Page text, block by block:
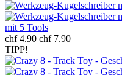
mit 5 Tools
chf 4.90 chf 7.90
TIPP!